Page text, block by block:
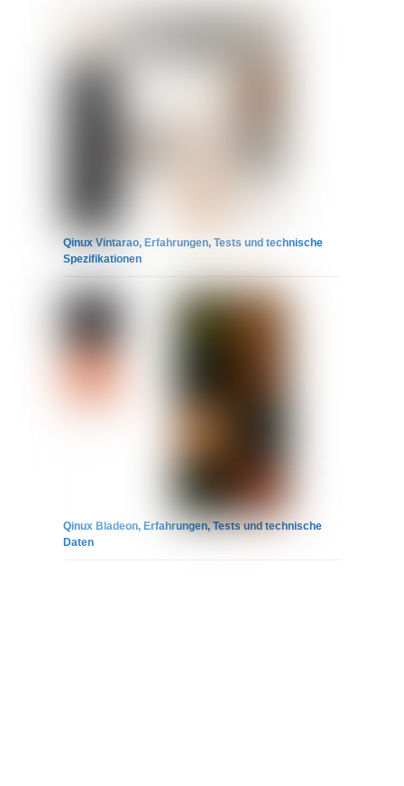
Qinux Vintarao, Erfahrungen, Tests und technische
Spezifikationen
Qinux Bladeon, Erfahrungen, Tests und technische
Daten